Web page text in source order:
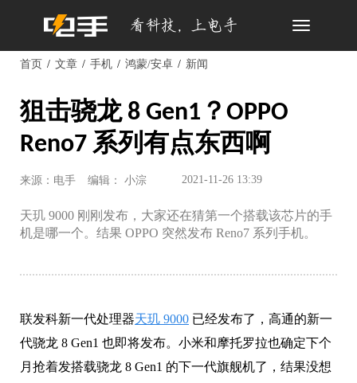
Toggle
首页 文章 手机 鸿蒙/安卓 新闻
狙击骁龙 8 Gen1？OPPO
Reno7 系列有点东西啊
来源：电手 编辑： 小淙 2021-11-26 13:39
天玑 9000 刚刚发布，大家还在猜第一个搭载该芯片的手
机是哪一个。结果 OPPO 突然发布 Reno7 系列手机。
联发科新一代处理器天玑 9000 已经发布了，高通的新一
代骁龙 8 Gen1 也即将发布。小米和摩托罗拉也确定下个
月抢着发搭载骁龙 8 Gen1 的下一代旗舰机了，结果没想